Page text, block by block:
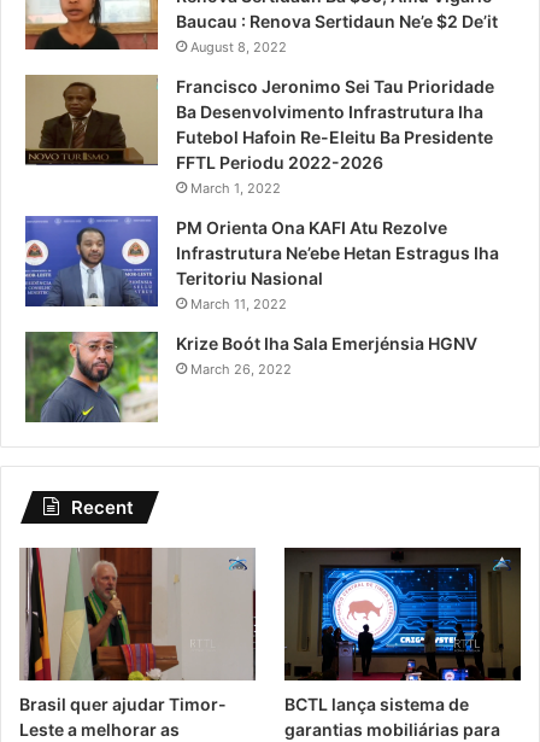
Baucau : Renova Sertidaun Ne’e $2 De’it
August 8, 2022
Francisco Jeronimo Sei Tau Prioridade
Ba Desenvolvimento Infrastrutura Iha
Futebol Hafoin Re-Eleitu Ba Presidente
FFTL Periodu 2022-2026
March 1, 2022
PM Orienta Ona KAFI Atu Rezolve
Infrastrutura Ne’ebe Hetan Estragus Iha
Teritoriu Nasional
March 11, 2022
Krize Boót Iha Sala Emerjénsia HGNV
March 26, 2022
Recent
Brasil quer ajudar Timor-
Leste a melhorar as
BCTL lança sistema de
garantias mobiliárias para